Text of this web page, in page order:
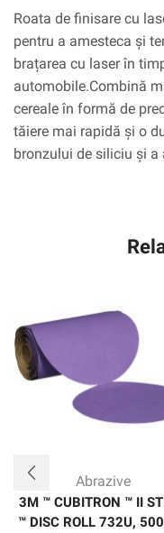
Roata de finisare cu
pentru a amesteca și
brațarea cu laser în
automobile.Combină
cereale în formă de
tăiere mai rapidă și o
bronzului de siliciu și a
Abrazive
3M ™ CUBITRON ™ II
™ DISC ROLL 732U,